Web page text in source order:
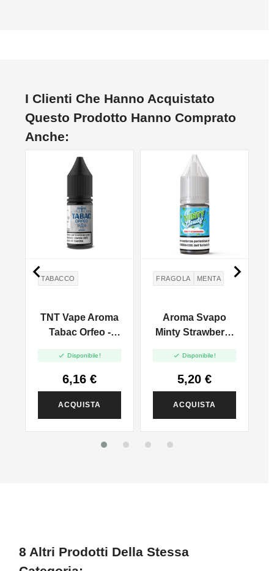
I Clienti Che Hanno Acquistato
Questo Prodotto Hanno Comprato
Anche:
TABACCO
TNT Vape Aroma
Tabac Orfeo -
 Disponibile!
6,16 €
ACQUISTA
FRAGOLA MENTA
Aroma Svapo
Minty Strawberry
Aroma 10ml
 Disponibile!
5,20 €
ACQUISTA
 
8 Altri Prodotti Della Stessa